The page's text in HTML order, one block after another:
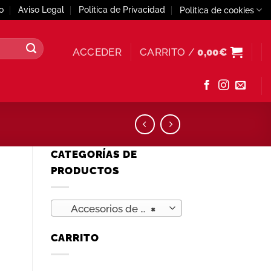
Aviso Legal Política de Privacidad Política de cookies
ACCEDER CARRITO /0,00€
CATEGORÍAS DE
PRODUCTOS
×
Accesorios de Cocina (79)
CARRITO